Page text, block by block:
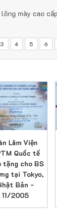
mày cao
3 4 5 6
Lâm Viện
Quốc tế
tặng cho BS
tại Tokyo,
Bản -
11/2005